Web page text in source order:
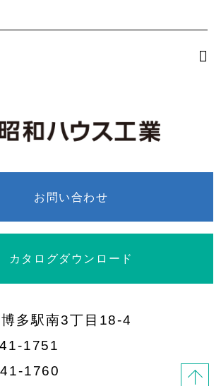
お問い合わせ
カタログダウンロード
多駅南3丁目18-4
1751
1760